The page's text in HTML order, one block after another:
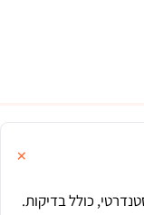
כולל בדיקות.